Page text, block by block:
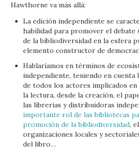
Hawthorne va más allá:
La edición independiente se
habilidad para promover el
de la bibliodiversidad en la esfera
elemento constructor de
Hablaríamos en términos de
independiente, teniendo en cuenta
de todos los actores implicados
la lectura, desde la creación, el
las librerías y distribuidoras
importante rol de las bibliotecas
promoción de la bibliodiversidad,
organizaciones locales y
del libro…